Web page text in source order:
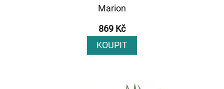
Marion
869 Kč
KOUPIT